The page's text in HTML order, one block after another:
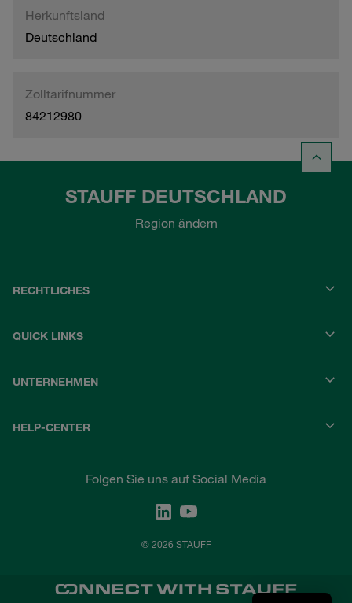
Herkunftsland
Deutschland
Zolltarifnummer
84212980
STAUFF DEUTSCHLAND
Region ändern
RECHTLICHES
QUICK LINKS
UNTERNEHMEN
HELP-CENTER
Folgen Sie uns auf Social Media
© 2026 STAUFF